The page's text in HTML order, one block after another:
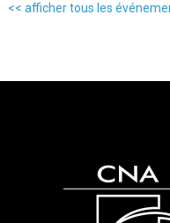
<< afficher tous les